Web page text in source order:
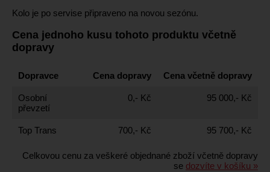
Kolo je po servise připraveno na novou sezónu.
Cena jednoho kusu tohoto produktu včetně
dopravy
Dopravce Cena dopravy Cena včetně dopravy
Osobní
převzetí
0,- Kč 95 000,- Kč
Top Trans 700,- Kč 95 700,- Kč
Celkovou cenu za veškeré objednané zboží včetně dopravy
se dozvíte v košíku »